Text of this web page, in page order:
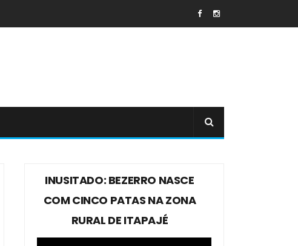
INUSITADO: BEZERRO NASCE
COM CINCO PATAS NA ZONA
RURAL DE ITAPAJÉ